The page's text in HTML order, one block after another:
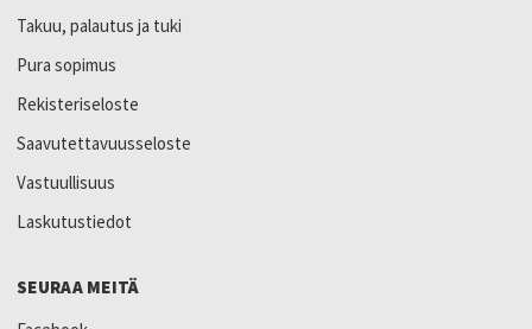
Takuu, palautus ja tuki
Pura sopimus
Rekisteriseloste
Saavutettavuusseloste
Vastuullisuus
Laskutustiedot
SEURAA MEITÄ